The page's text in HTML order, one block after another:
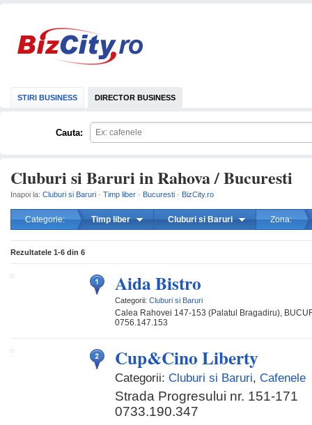
STIRI BUSINESS DIRECTOR BUSINESS
Cauta:
Cluburi si Baruri in Rahova / Bucuresti
Inapoi la: Cluburi si Baruri · Timp liber · Bucuresti · BizCity.ro
Categorie: Timp liber Cluburi si Baruri Zona:
Rezultatele 1-6 din 6
Aida Bistro
Categorii: Cluburi si Baruri
Calea Rahovei 147-153 (Palatul Bragadiru),
0756.147.153
Cup&Cino Liberty
Categorii: Cluburi si Baruri, Cafenele
Strada Progresului nr. 151-171
0733.190.347